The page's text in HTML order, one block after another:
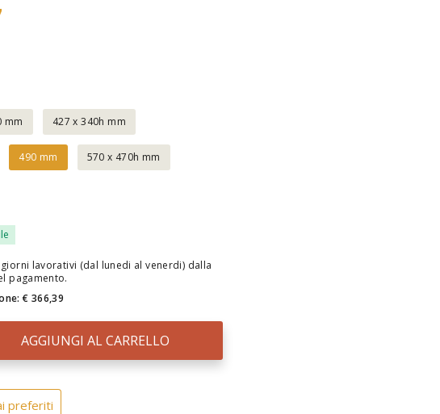
mm 427 x 340h mm
490 mm 570 x 470h mm
lavorativi (dal lunedi al venerdi) dalla
pagamento.
€ 366,39
AGGIUNGI AL CARRELLO
preferiti